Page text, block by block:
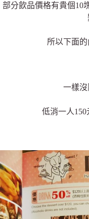
部分飲品價格有貴個10
所以下面
一樣沒
低消一人150